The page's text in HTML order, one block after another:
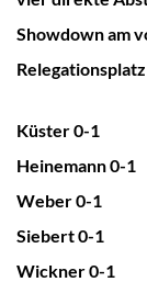
Showdown am
Küster 0-1
Heinemann 0-1
Weber 0-1
Siebert 0-1
Wickner 0-1